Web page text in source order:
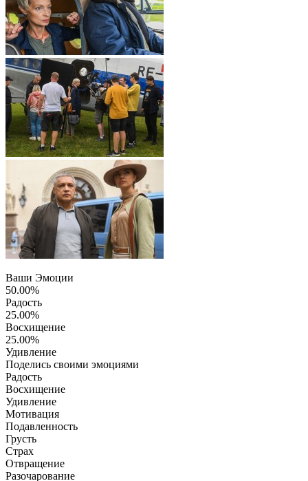
Ваши Эмоции
50.00%
Радость
25.00%
Восхищение
25.00%
Удивление
Поделись своими эмоциями
Радость
Восхищение
Удивление
Мотивация
Подавленность
Грусть
Страх
Отвращение
Разочарование